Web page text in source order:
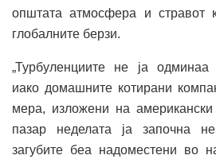
општата атмосфера и стравот
глобалните берзи.
„Турбуленциите не ја одминаа
иако домашните котирани
мера, изложени на американски
пазар неделата ја започна
загубите беа надоместени во